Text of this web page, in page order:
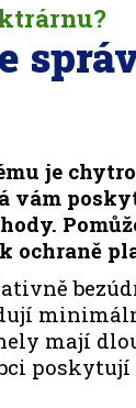
je
vám
ochraně
mají
poskytují